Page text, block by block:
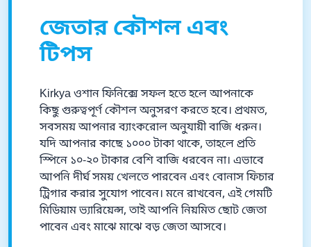
জেতার কৌশল এবং
টিপস
Kirkya ওশান ফিনিক্সে সফল হতে হলে আপনাকে
কিছু গুরুত্বপূর্ণ কৌশল অনুসরণ করতে হবে। প্রথমত,
সবসময় আপনার ব্যাংকরোল অনুযায়ী বাজি ধরুন।
যদি আপনার কাছে ১০০০ টাকা থাকে, তাহলে প্রতি
স্পিনে ১০-২০ টাকার বেশি বাজি ধরবেন না। এভাবে
আপনি দীর্ঘ সময় খেলতে পারবেন এবং বোনাস ফিচার
ট্রিগার করার সুযোগ পাবেন। মনে রাখবেন, এই গেমটি
মিডিয়াম ভ্যারিয়েন্স, তাই আপনি নিয়মিত ছোট জেতা
পাবেন এবং মাঝে মাঝে বড় জেতা আসবে।